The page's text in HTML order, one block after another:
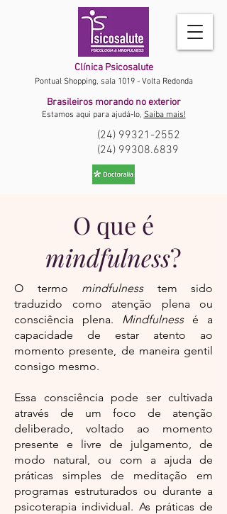
Clínica Psicosalute
Pontual Shopping, sala 1019 - Volta Redonda
(24) 99321-2552
(24) 99308.6839
Brasileiros morando no exterior
Estamos aqui para ajudá-lo, Saiba mais!
O que é
mindfulness?
O termo mindfulnesstem sido
traduzido como atenção plena ou
consciência plena. Mindfulnessé a
capacidade de estar atento ao
momento presente, de maneira gentil
consigo mesmo.
Essa consciência pode ser cultivada
através de um foco de atenção
deliberado, voltado ao momento
presente e livre de julgamento, de
modo natural, ou com a ajuda de
práticas simples de meditação em
programas estruturados ou durante a
psicoterapia individual. As práticas de